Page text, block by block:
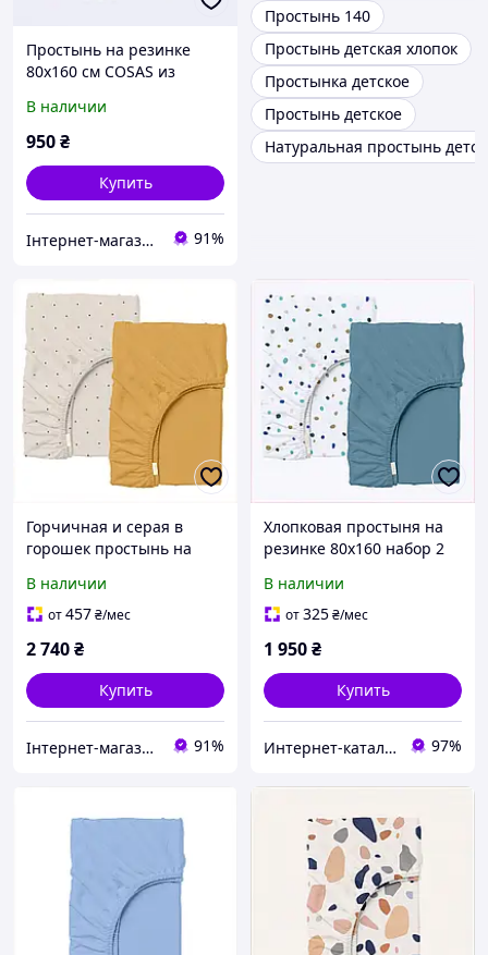
Простынь на резинке
80х160 см COSAS из
85EP64243
В наличии
950₴
Купить
Інтернет-магазин GoodBuy 91%
Простынь 140
Простынь детская хлопок
Простынка детское
Простынь детское
Натуральная простынь
Горчичная и серая в
горошек простынь на
856C825M5P
В наличии
от457₴/мес
2 740₴
Купить
Інтернет-магазин GoodBuy 91%
Хлопковая простыня на
резинке 80х160 набор 2
8558KMB564
В наличии
от325₴/мес
1 950₴
Купить
Интернет-кат​алог с​ки​​д​​​ок "ElenaShop" 97%